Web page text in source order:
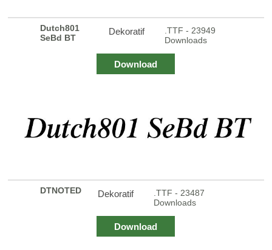
Dutch801
SeBd BT
Dekoratif
.TTF - 23949
Downloads
Download
DTNOTED Dekoratif
.TTF - 23487
Downloads
Download